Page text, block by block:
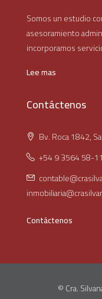
Somos un estudio
asesoramiento
incorporamos
Lee mas
Contáctenos
Bv. Roca 1842,
+54 9 3564 58-
Contáctenos
© Cra.